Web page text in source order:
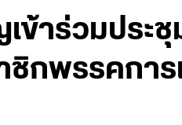
เข้าร่วมประ
ชิกพรรคการ